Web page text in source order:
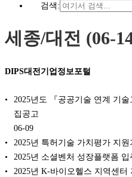
검색:
세종/대전 (06-
DIPS대전기업정보포털
2025년도 『공공기술 연계 기
집공고
06-09
2025년 특허기술 가치평가 지
2025년 소셜벤처 성장플랫폼
2025년 K-바이오헬스 지역센